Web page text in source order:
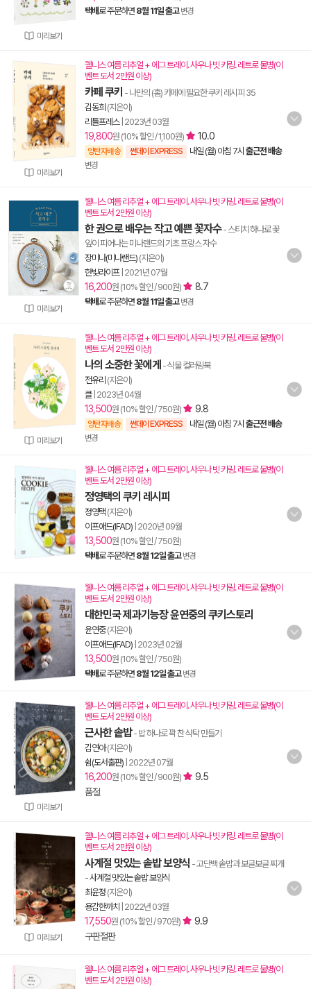
미리보기
택배로 주문하면 8월 11일 출고 변경
미리보기
웰니스 여름 리추얼 + 에그 트레이. 사우나 빗 키링. 레트로 물병(이
벤트 도서 2만원 이상)
카페 쿠키 - 나만의 (홈) 카페에 필요한 쿠키 레시피 35
김동희 (지은이)
리틀프레스| 2023년 03월
19,800원 (10% 할인 / 1,100원) 10.0
양탄자배송 썬데이 EXPRESS 내일 (월) 아침 7시 출근전 배송
변경
미리보기
웰니스 여름 리추얼 + 에그 트레이. 사우나 빗 키링. 레트로 물병(이
벤트 도서 2만원 이상)
한 권으로 배우는 작고 예쁜 꽃자수- 스티치 하나로 꽃
잎이 피어나는 미나랜드의 기초 프랑스 자수
장미나(미나랜드) (지은이)
한빛라이프| 2021년 07월
16,200원 (10% 할인 / 900원) 8.7
택배로 주문하면 8월 11일 출고 변경
미리보기
웰니스 여름 리추얼 + 에그 트레이. 사우나 빗 키링. 레트로 물병(이
벤트 도서 2만원 이상)
나의 소중한 꽃에게 - 식물 컬러링북
전유리 (지은이)
클| 2023년 04월
13,500원 (10% 할인 / 750원) 9.8
양탄자배송 썬데이 EXPRESS 내일 (월) 아침 7시 출근전 배송
변경
웰니스 여름 리추얼 + 에그 트레이. 사우나 빗 키링. 레트로 물병(이
벤트 도서 2만원 이상)
정영택의 쿠키 레시피
정영택 (지은이)
이프애드(IFAD) 2020년 09월
13,500원 (10% 할인 / 750원)
택배로 주문하면 8월 12일 출고 변경
웰니스 여름 리추얼 + 에그 트레이. 사우나 빗 키링. 레트로 물병(이
벤트 도서 2만원 이상)
대한민국 제과기능장 윤연중의 쿠키스토리
윤연중(지은이)
이프애드(IFAD) 2023년 02월
13,500원 (10% 할인 / 750원)
택배로 주문하면 8월 12일 출고 변경
미리보기
웰니스 여름 리추얼 + 에그 트레이. 사우나 빗 키링. 레트로 물병(이
벤트 도서 2만원 이상)
근사한 솥밥- 밥 하나로 꽉 찬 식탁 만들기
김연아(지은이)
쉼(도서출판) 2022년 07월
16,200원 (10% 할인 / 900원)
9.5
품절
미리보기
웰니스 여름 리추얼 + 에그 트레이. 사우나 빗 키링. 레트로 물병(이
벤트 도서 2만원 이상)
사계절 맛있는 솥밥 보양식 - 고단백 솥밥과 보글보글 찌개
-사계절 맛있는 솥밥 보양식
최윤정 (지은이)
용감한까치
2022년 03월
17,550원 (10% 할인 / 970원)
9.9
구판절판
웰니스 여름 리추얼 + 에그 트레이. 사우나 빗 키링. 레트로 물병(이
벤트 도서 2만원 이상)